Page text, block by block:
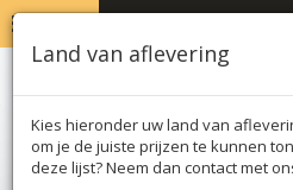
Land van aflevering
Kies hieronder uw land van
om je de juiste prijzen te kunnen
deze lijst? Neem dan contact met